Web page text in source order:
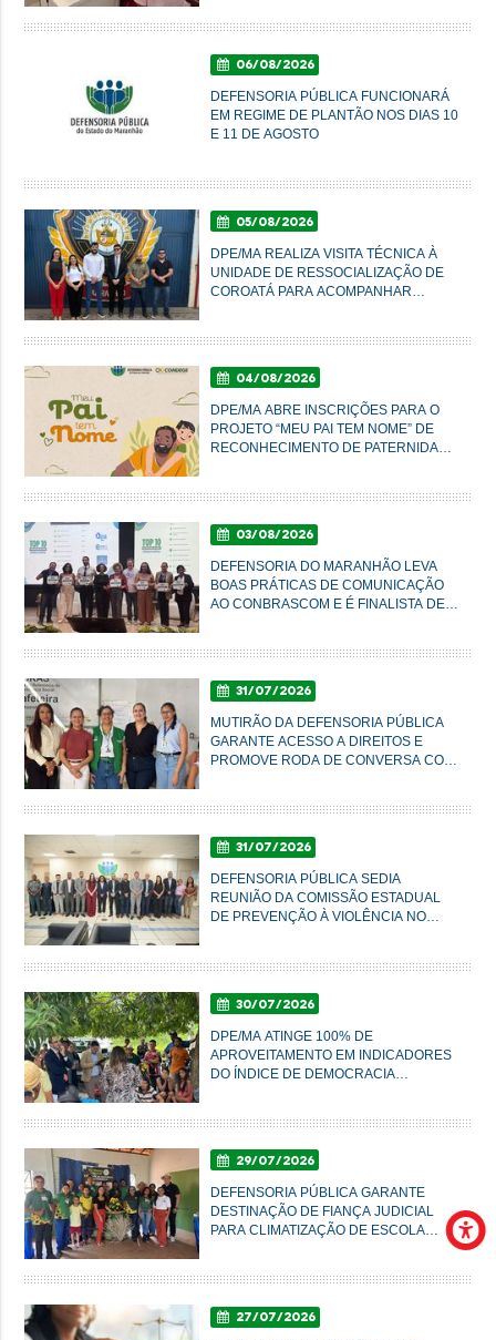
06/08/2026
DEFENSORIA PÚBLICA FUNCIONARÁ
EM REGIME DE PLANTÃO NOS DIAS 10
E 11 DE AGOSTO
05/08/2026
DPE/MA REALIZA VISITA TÉCNICA À
UNIDADE DE RESSOCIALIZAÇÃO DE
COROATÁ PARA ACOMPANHAR
04/08/2026
DPE/MA ABRE INSCRIÇÕES PARA O
PROJETO “MEU PAI TEM NOME” DE
RECONHECIMENTO DE PATERNIDADE
03/08/2026
DEFENSORIA DO MARANHÃO LEVA
BOAS PRÁTICAS DE COMUNICAÇÃO
AO CONBRASCOM E É FINALISTA DE
31/07/2026
MUTIRÃO DA DEFENSORIA PÚBLICA
GARANTE ACESSO A DIREITOS E
PROMOVE RODA DE CONVERSA COM
31/07/2026
DEFENSORIA PÚBLICA SEDIA
REUNIÃO DA COMISSÃO ESTADUAL
DE PREVENÇÃO À VIOLÊNCIA NO
30/07/2026
DPE/MA ATINGE 100% DE
APROVEITAMENTO EM INDICADORES
DO ÍNDICE DE DEMOCRACIA
29/07/2026
DEFENSORIA PÚBLICA GARANTE
DESTINAÇÃO DE FIANÇA JUDICIAL
PARA CLIMATIZAÇÃO DE ESCOLA
27/07/2026